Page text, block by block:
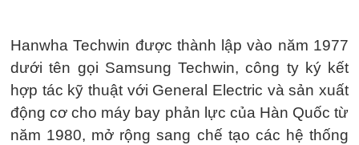
Hanwha Techwin được thành lập vào năm 1977
dưới tên gọi Samsung Techwin, công ty ký kết
hợp tác kỹ thuật với General Electric và sản xuất
động cơ cho máy bay phản lực của Hàn Quốc từ
năm 1980, mở rộng sang chế tạo các hệ thống